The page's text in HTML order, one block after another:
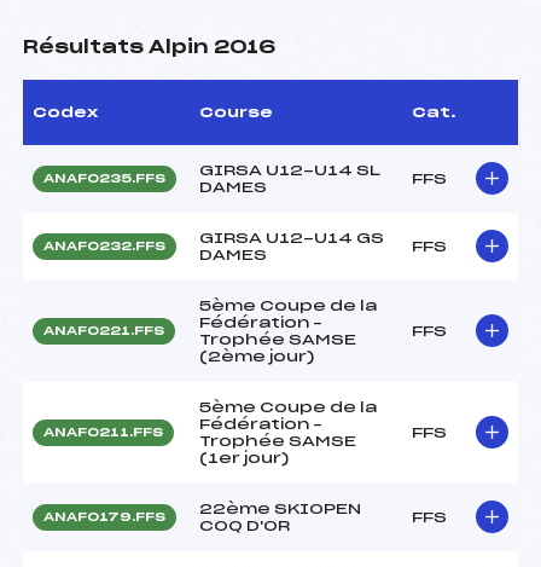
Résultats Alpin 2016
Codex Course Cat.
ANAF0235.FFS
GIRSA U12-U14 SL
DAMES
FFS
ANAF0232.FFS
GIRSA U12-U14 GS
DAMES
FFS
ANAF0221.FFS
5ème Coupe de la
Fédération –
Trophée SAMSE
(2ème jour)
FFS
ANAF0211.FFS
5ème Coupe de la
Fédération –
Trophée SAMSE
(1er jour)
FFS
ANAF0179.FFS
22ème SKIOPEN
COQ D'OR
FFS